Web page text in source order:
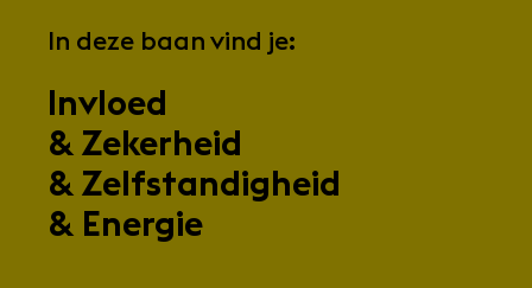
In deze baan vind je:
Invloed
& Zekerheid
& Zelfstandigheid
& Energie